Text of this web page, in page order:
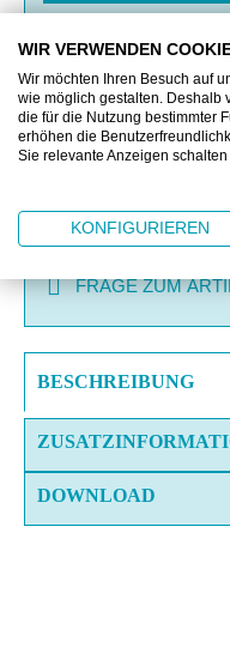
FRAGE ZUM
BESCHREIBUNG
DOWNLOAD
WIR VERWENDEN
Wir möchten Ihren Besuch auf
wie möglich gestalten. Deshalb
die für die Nutzung bestimmter
erhöhen die
Sie relevante Anzeigen schalten
KONFIGURIEREN